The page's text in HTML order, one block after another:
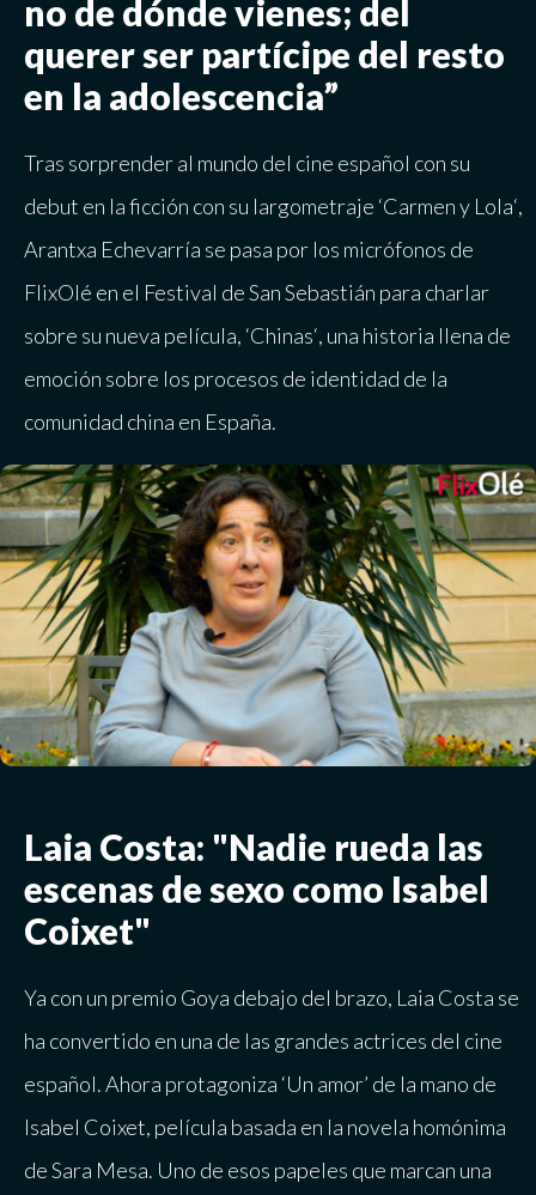
no de dónde vienes; del
querer ser partícipe del resto
en la adolescencia”
Tras sorprender al mundo del cine español con su
debut en la ficción con su largometraje ‘Carmen y Lola‘,
Arantxa Echevarría se pasa por los micrófonos de
FlixOlé en el Festival de San Sebastián para charlar
sobre su nueva película, ‘Chinas‘, una historia llena de
emoción sobre los procesos de identidad de la
comunidad china en España.
Laia Costa: "Nadie rueda las
escenas de sexo como Isabel
Coixet"
Ya con un premio Goya debajo del brazo, Laia Costa se
ha convertido en una de las grandes actrices del cine
español. Ahora protagoniza ‘Un amor’ de la mano de
Isabel Coixet, película basada en la novela homónima
de Sara Mesa. Uno de esos papeles que marcan una